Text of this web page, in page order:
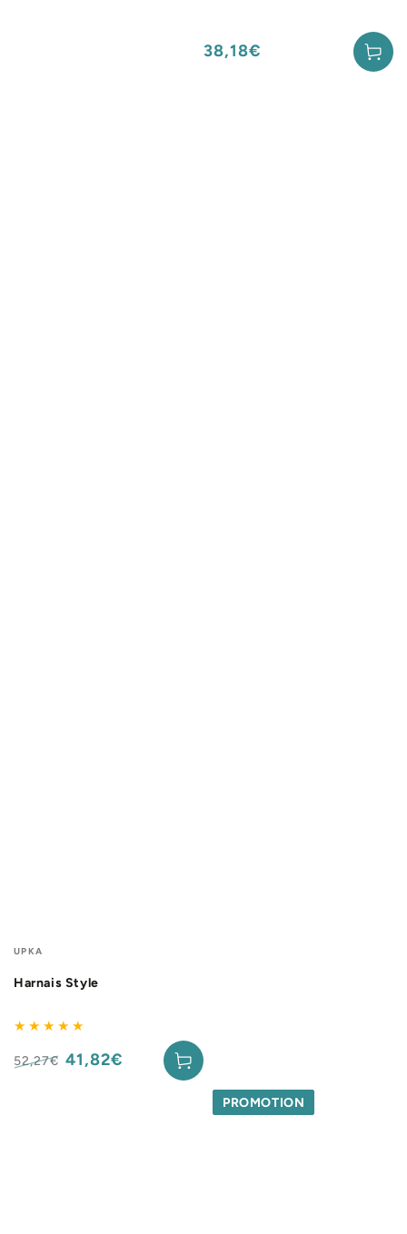
Fournisseur:
UPKA
Harnais Style
52,27€ 41,82€
Prix
38,18€
PROMOTION